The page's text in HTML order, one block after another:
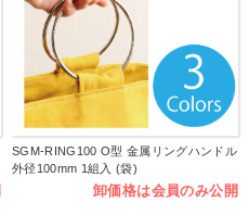
SGM-RING100 O型 金属リングハンドル
外径100mm 1組入 (袋)
卸価格は会員のみ公開